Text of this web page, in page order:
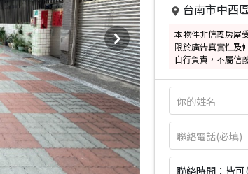
台南市中西
本物件非信義房屋
限於廣告真實性及
自行負責，不屬信
聯絡時間：皆